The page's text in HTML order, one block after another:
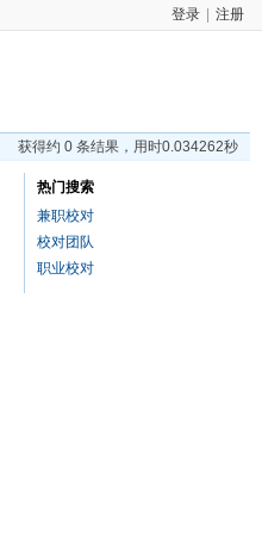
登录 注册
获得约 0 条结果，用时0.034262秒
热门搜索
兼职校对
校对团队
职业校对